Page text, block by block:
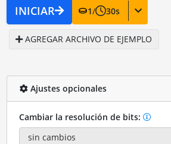
INICIAR 1/ 30s
AGREGAR ARCHIVO DE EJEMPLO
Ajustes opcionales
Cambiar la resolución de bits: